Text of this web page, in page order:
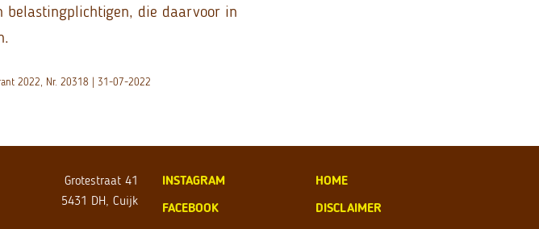
belastingplichtigen, die daarvoor in
2022, Nr. 20318 | 31-07-2022
Grotestraat 41
5431 DH, Cuijk
INSTAGRAM
FACEBOOK
HOME
DISCLAIMER